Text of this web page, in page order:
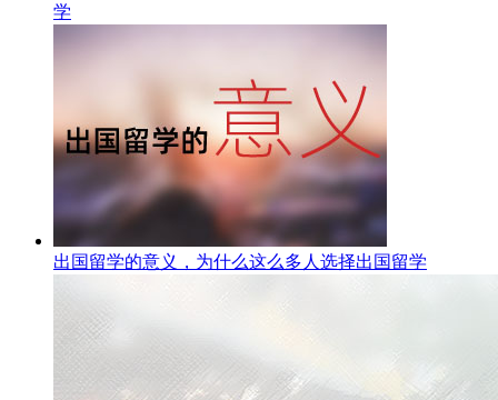
学
出国留学的意义，为什么这么多人选择出国留学